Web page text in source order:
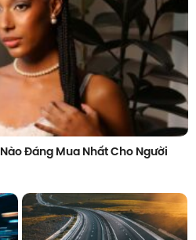
Đáng Mua Nhất Cho Người